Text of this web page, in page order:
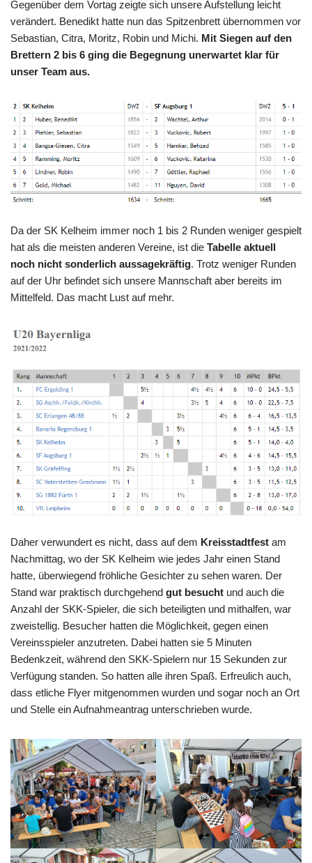
Gegenüber dem Vortag zeigte sich unsere Aufstellung leicht
verändert. Benedikt hatte nun das Spitzenbrett übernommen vor
Sebastian, Citra, Moritz, Robin und Michi. Mit Siegen auf den
Brettern 2 bis 6 ging die Begegnung unerwartet klar für
unser Team aus.
Da der SK Kelheim immer noch 1 bis 2 Runden weniger gespielt
hat als die meisten anderen Vereine, ist die Tabelle aktuell
noch nicht sonderlich aussagekräftig. Trotz weniger Runden
auf der Uhr befindet sich unsere Mannschaft aber bereits im
Mittelfeld. Das macht Lust auf mehr.
Daher verwundert es nicht, dass auf dem Kreisstadtfest am
Nachmittag, wo der SK Kelheim wie jedes Jahr einen Stand
hatte, überwiegend fröhliche Gesichter zu sehen waren. Der
Stand war praktisch durchgehend gut besucht und auch die
Anzahl der SKK-Spieler, die sich beteiligten und mithalfen, war
zweistellig. Besucher hatten die Möglichkeit, gegen einen
Vereinsspieler anzutreten. Dabei hatten sie 5 Minuten
Bedenkzeit, während den SKK-Spielern nur 15 Sekunden zur
Verfügung standen. So hatten alle ihren Spaß. Erfreulich auch,
dass etliche Flyer mitgenommen wurden und sogar noch an Ort
und Stelle ein Aufnahmeantrag unterschrieben wurde.